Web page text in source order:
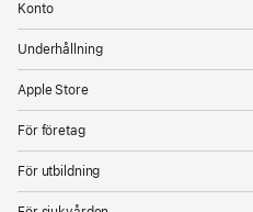
Konto
Underhållning
Apple Store
För företag
För utbildning